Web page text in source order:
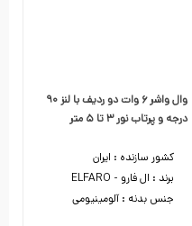
وال واشر 6 وات دو ردیف با لنز 90
درجه و پرتاب نور 3 تا 5 متر
کشور سازنده : ایران
برند : ال فارو - ELFARO
جنس بدنه : آلومینیومی